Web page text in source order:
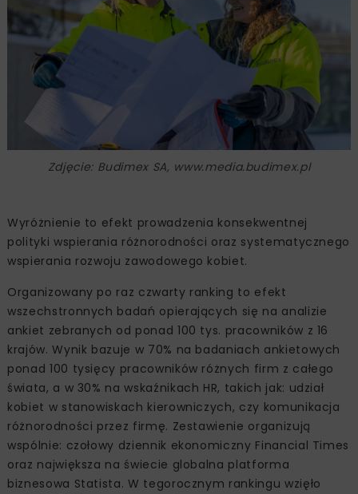
Zdjęcie: Budimex SA, www.media.budimex.pl
Wyróżnienie to efekt prowadzenia konsekwentnej
polityki wspierania różnorodności oraz systematycznego
wspierania rozwoju zawodowego kobiet.
Organizowany po raz czwarty ranking to efekt
wszechstronnych badań opierających się na analizie
ankiet zebranych od ponad 100 tys. pracowników z 16
krajów. Wynik bazuje w 70% na badaniach ankietowych
ponad 100 tysięcy pracowników różnych firm z całego
świata, a w 30% na wskaźnikach HR, takich jak: udział
kobiet w stanowiskach kierowniczych, czy komunikacja
różnorodności przez firmę. Zestawienie organizują
wspólnie: czołowy dziennik ekonomiczny Financial Times
oraz największa na świecie globalna platforma
biznesowa Statista. W tegorocznym rankingu wzięło